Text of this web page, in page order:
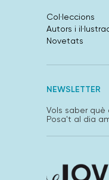
Col·leccions
Autors i
Novetats
NEWSLETTER
Vols saber
Posa't al dia